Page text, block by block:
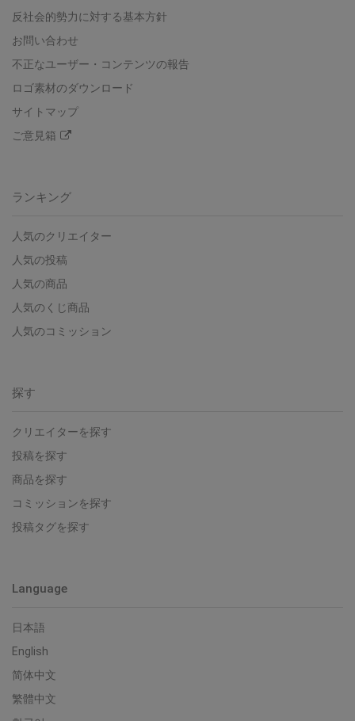
反社会的勢力に対する基本方針
お問い合わせ
不正なユーザー・コンテンツの報告
ロゴ素材のダウンロード
サイトマップ
ご意見箱
ランキング
人気のクリエイター
人気の投稿
人気の商品
人気のくじ商品
人気のコミッション
探す
クリエイターを探す
投稿を探す
商品を探す
コミッションを探す
投稿タグを探す
Language
日本語
English
简体中文
繁體中文